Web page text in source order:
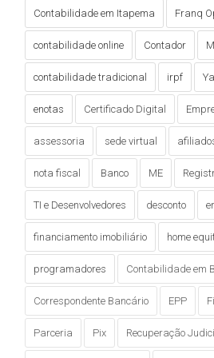
Contabilidade em Itapema Franq
contabilidade online Contador
contabilidade tradicional irpf
enotas Certificado Digital
assessoria sede virtual
nota fiscal Banco ME
TI e Desenvolvedores desconto
financiamento imobiliário home
programadores Contabilidade em
Correspondente Bancário EPP
Parceria Pix Recuperação